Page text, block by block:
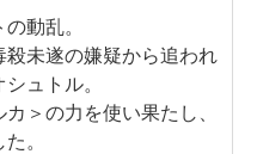
動乱。
未遂の嫌疑から追われ
ュトル。
＞の力を使い果たし、
。